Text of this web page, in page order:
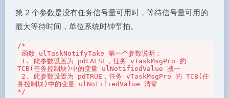
第 2 个参数是没有任务信号量可用时，等待信号量可用的
最大等待时间，单位系统时钟节拍。
/*
TCB(任务控制块)中的变量 ulNotifiedValue 减一
务控制块)中的变量 ulNotifiedValue 清零
*/